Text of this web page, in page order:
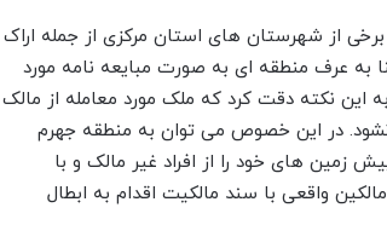
برخی از شهرستان های استان مرکزی از جمله اراک
به عرف منطقه ای به صورت مبایعه نامه مورد
این نکته دقت کرد که ملک مورد معامله از مالک
نشود. در این خصوص می توان به منطقه جهرم
زمین های خود را از افراد غیر مالک و با
واقعی با سند مالکیت اقدام به ابطال